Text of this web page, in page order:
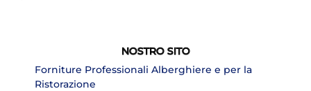
NOSTRO SITO
Forniture Professionali Alberghiere e per la
Ristorazione